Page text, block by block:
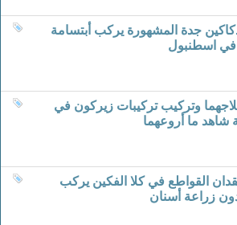
جدة المشهورة يركب أبتسامة
اسطنبول
وتركيب تركيبات زيركون في
القواطع في كلا الفكين يركب
زراعة أسنان